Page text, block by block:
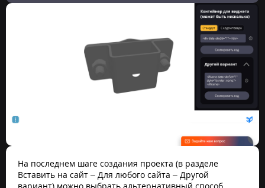
На последнем шаге создания проекта (в разделе
Вставить на сайт – Для любого сайта – Другой